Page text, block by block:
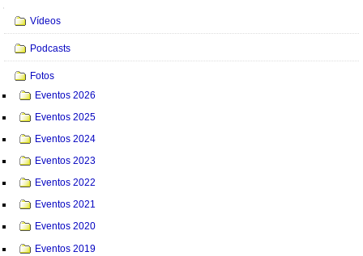
Vídeos
Podcasts
Fotos
Eventos 2026
Eventos 2025
Eventos 2024
Eventos 2023
Eventos 2022
Eventos 2021
Eventos 2020
Eventos 2019